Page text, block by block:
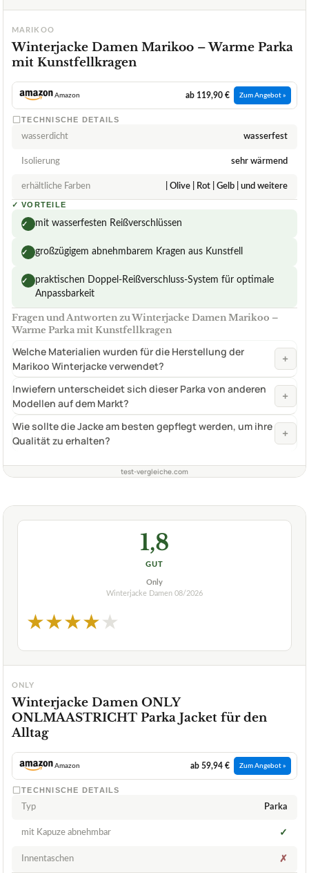
MARIKOO
Winterjacke Damen Marikoo – Warme Parka
mit Kunstfellkragen
Amazon ab 119,90 € Zum Angebot »
TECHNISCHE DETAILS
wasserdicht wasserfest
Isolierung sehr wärmend
erhältliche Farben | Olive | Rot | Gelb | und weitere
✓ VORTEILE
✓ mit wasserfesten Reißverschlüssen
✓ großzügigem abnehmbarem Kragen aus Kunstfell
✓
praktischen Doppel-Reißverschluss-System für optimale
Anpassbarkeit
Fragen und Antworten zu Winterjacke Damen Marikoo –
Warme Parka mit Kunstfellkragen
Welche Materialien wurden für die Herstellung der
Marikoo Winterjacke verwendet?
+
Inwiefern unterscheidet sich dieser Parka von anderen
Modellen auf dem Markt?
+
Wie sollte die Jacke am besten gepflegt werden, um ihre
Qualität zu erhalten?
+
test-vergleiche.com
1,8
GUT
Only
Winterjacke Damen 08/2026
★★★★★
ONLY
Winterjacke Damen ONLY
ONLMAASTRICHT Parka Jacket für den
Alltag
Amazon ab 59,94 € Zum Angebot »
TECHNISCHE DETAILS
Typ Parka
mit Kapuze abnehmbar ✓
Innentaschen ✗